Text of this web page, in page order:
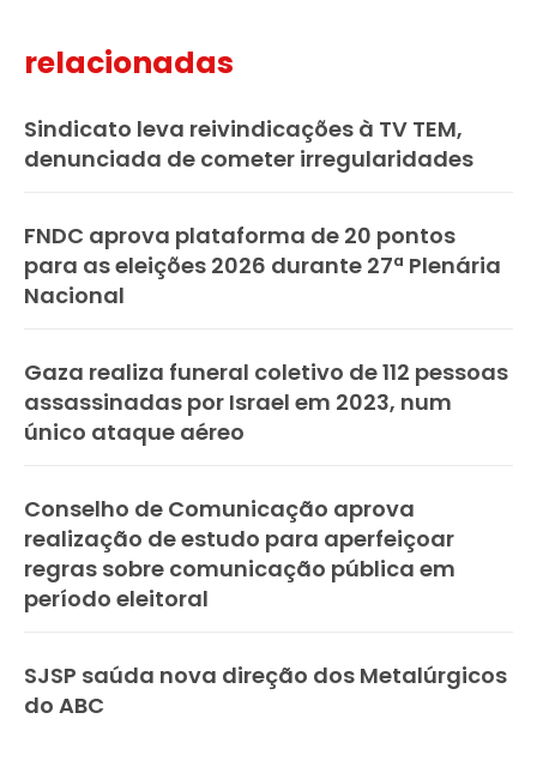
relacionadas
Sindicato leva reivindicações à TV TEM,
denunciada de cometer irregularidades
FNDC aprova plataforma de 20 pontos
para as eleições 2026 durante 27ª Plenária
Nacional
Gaza realiza funeral coletivo de 112 pessoas
assassinadas por Israel em 2023, num
único ataque aéreo
Conselho de Comunicação aprova
realização de estudo para aperfeiçoar
regras sobre comunicação pública em
período eleitoral
SJSP saúda nova direção dos Metalúrgicos
do ABC